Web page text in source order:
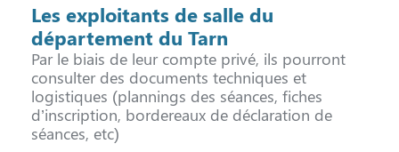
Les exploitants de salle du
département du Tarn
Par le biais de leur compte privé, ils pourront
consulter des documents techniques et
logistiques (plannings des séances, fiches
d’inscription, bordereaux de déclaration de
séances, etc)